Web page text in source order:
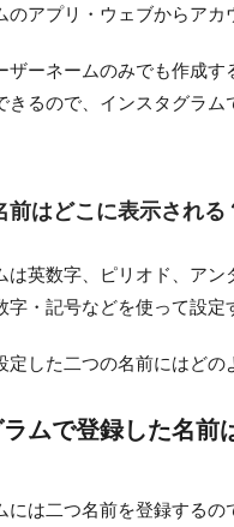
のアプリ・ウェブからアカ
ザーネームのみでも作成
きるので、インスタグラ
前はどこに表示される
は英数字、ピリオド、ア
字・記号などを使って設定
定した二つの名前にはどの
ムで登録した名前
には二つ名前を登録する